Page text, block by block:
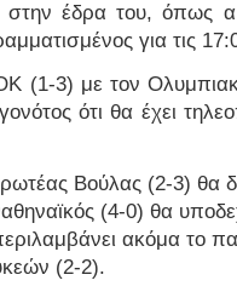
στην έδρα του, όπως
για τις
(1-3) με τον
ότι θα έχει
Βούλας (2-3) θα
(4-0) θα
ακόμα το
(2-2).